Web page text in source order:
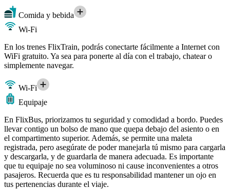
Comida y bebida
Wi-Fi
En los trenes FlixTrain, podrás conectarte fácilmente a Internet con
WiFi gratuito. Ya sea para ponerte al día con el trabajo, chatear o
simplemente navegar.
Wi-Fi
Equipaje
En FlixBus, priorizamos tu seguridad y comodidad a bordo. Puedes
llevar contigo un bolso de mano que quepa debajo del asiento o en
el compartimento superior. Además, se permite una maleta
registrada, pero asegúrate de poder manejarla tú mismo para cargarla
y descargarla, y de guardarla de manera adecuada. Es importante
que tu equipaje no sea voluminoso ni cause inconvenientes a otros
pasajeros. Recuerda que es tu responsabilidad mantener un ojo en
tus pertenencias durante el viaje.